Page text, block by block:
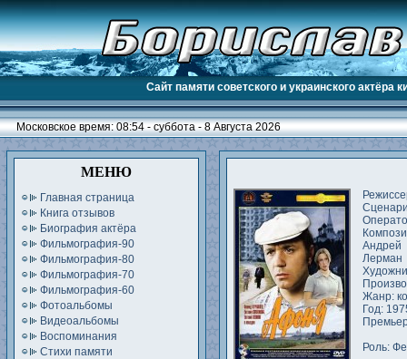
Сайт памяти советского и украинского
Московское время: 08:54 - суббота - 8 Августа 2026
МЕНЮ
Главная страница
Книга отзывов
Биография актёра
Фильмография-90
Фильмография-80
Фильмография-70
Фильмография-60
Фотоальбомы
Видеоальбомы
Воспоминания
Стихи памяти
Андрей
Лерман
Жанр:
Год:
Роль: